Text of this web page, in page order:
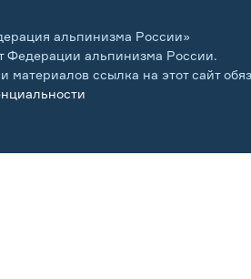
альпинизма России»
Федерации альпинизма России.
материалов ссылка на этот сайт